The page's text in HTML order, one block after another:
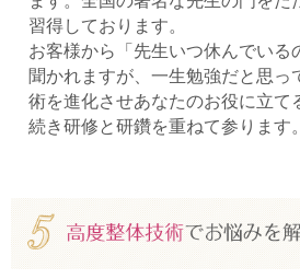
習得しております。
お客様から「先生いつ休んでいる
聞かれますが、一生勉強だと思っ
術を進化させあなたのお役に立て
続き研修と研鑽を重ねて参ります。